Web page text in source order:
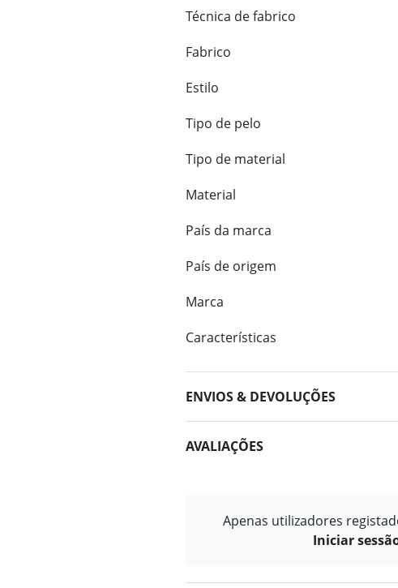
Técnica de fabrico
Fabrico
Estilo
Tipo de pelo
Tipo de material
Material
País da marca
País de origem
Marca
Características
ENVIOS & DEVOLUÇÕES
AVALIAÇÕES
Apenas utilizadores
Iniciar